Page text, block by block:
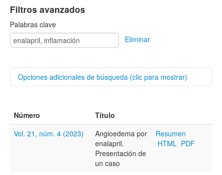
Filtros avanzados
Palabras clave
Eliminar
Opciones adicionales de búsqueda (clic para mostrar)
Autores/as
Número
Título
Vol. 21, núm. 4 (2023)
Angioedema por
enalapril.
Presentación de
un caso
Resumen
HTML PDF